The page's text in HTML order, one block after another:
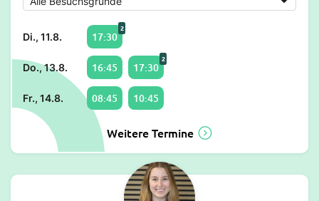
Di., 11.8. 17:30
2
Do., 13.8. 16:45 17:30
2
Fr., 14.8. 08:45 10:45
Weitere Termine